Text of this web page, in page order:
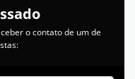
o contato de um de